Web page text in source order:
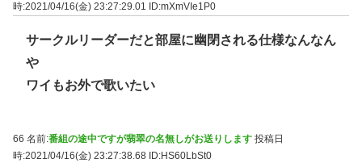
時:2021/04/16(金) 23:27:29.01
ID:mXmVIe1P0
サークルリーダーだと部屋に幽閉される仕様なんなん
や
ワイもお外で歌いたい
66 名前:番組の途中ですが翡翠の名無しがお送りします 投稿日
時:2021/04/16(金) 23:27:38.68 ID:HS60LbSt0